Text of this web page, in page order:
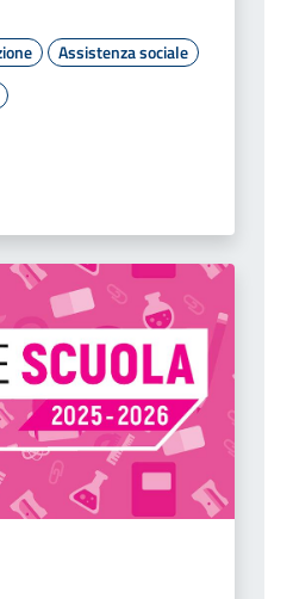
Assistenza sociale